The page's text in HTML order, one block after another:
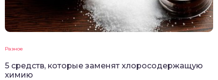
Разное
5 средств, которые заменят хлоросодержащую
химию